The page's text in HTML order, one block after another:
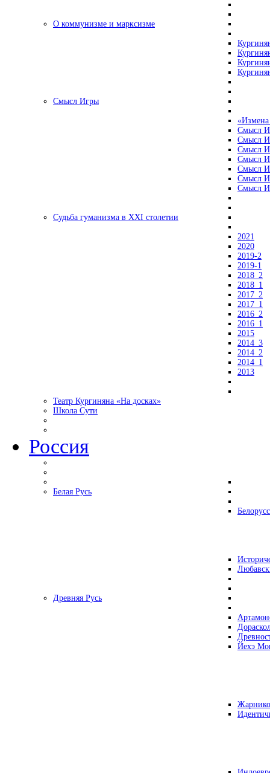
О коммунизме и марксизме
Смысл Игры
«Измена
Смысл
Смысл
Смысл
Смысл
Смысл
Смысл
Смысл
Судьба гуманизма в XXI столетии
2021
2020
2019-2
2019-1
2018_2
2018_1
2017_2
2017_1
2016_2
2016_1
2015
2014_3
2014_2
2014_1
2013
Театр Кургиняна «На досках»
Школа Сути
Россия
Белая Русь
Древняя Русь
Йехэ